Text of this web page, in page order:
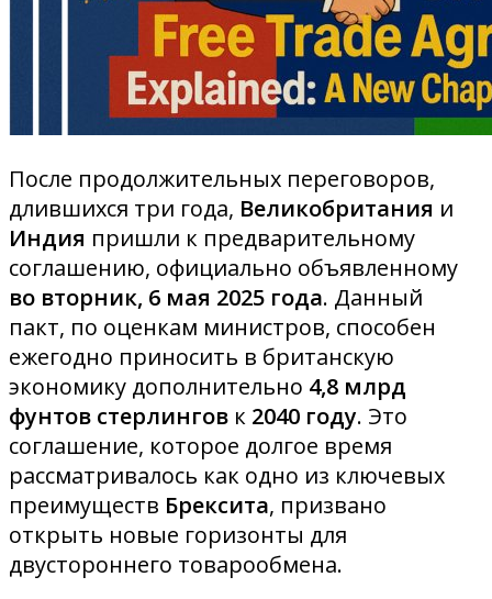
После продолжительных переговоров,
длившихся три года, Великобритания и
Индия пришли к предварительному
соглашению, официально объявленному
во вторник, 6 мая 2025 года. Данный
пакт, по оценкам министров, способен
ежегодно приносить в британскую
экономику дополнительно 4,8 млрд
фунтов стерлингов к 2040 году. Это
соглашение, которое долгое время
рассматривалось как одно из ключевых
преимуществ Брексита, призвано
открыть новые горизонты для
двустороннего товарообмена.